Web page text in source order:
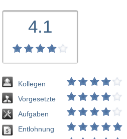
4.1
Kollegen
Vorgesetzte
Aufgaben
Entlohnung